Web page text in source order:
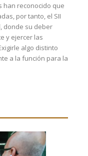
han reconocido que
por tanto, el SII
donde su deber
y ejercer las
algo distinto
a la función para la